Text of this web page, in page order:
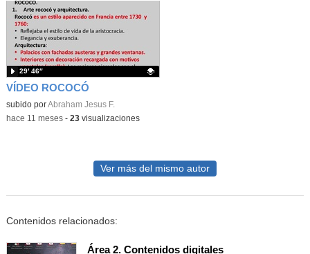
VÍDEO ROCOCÓ
Contenido educativo.
subido porAbraham Jesus F.
29′ 46″
-hace 11 meses- 23visualizaciones
Ver más del mismo autor
Contenidos relacionados:
Área 2. Contenidos digitales